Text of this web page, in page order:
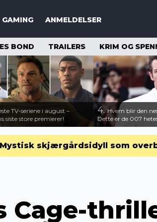
GAMING ANMELDELSER
BOND TRAILERS KRIM OG
TV-seriene i august –
siste store premierer!
4.Hvem blir den
Dette er de 007
skjærgårdsidyll som
Cage-